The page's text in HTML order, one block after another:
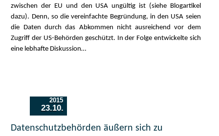
zwischen der EU und den USA ungültig ist (siehe Blogartikel
dazu). Denn, so die vereinfachte Begründung, in den USA seien
die Daten durch das Abkommen nicht ausreichend vor dem
Zugriff der US-Behörden geschützt. In der Folge entwickelte sich
eine lebhafte Diskussion…
2015
23.10.
Datenschutzbehörden äußern sich zu